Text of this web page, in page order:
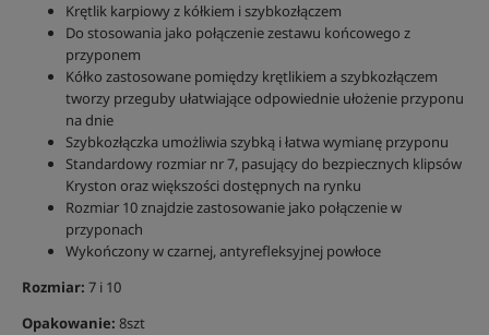
Krętlik karpiowy z kółkiem i szybkozłączem
Do stosowania jako połączenie zestawu końcowego z
przyponem
Kółko zastosowane pomiędzy krętlikiem a szybkozłączem
tworzy przeguby ułatwiające odpowiednie ułożenie przyponu
na dnie
Szybkozłączka umożliwia szybką i łatwa wymianę przyponu
Standardowy rozmiar nr 7, pasujący do bezpiecznych klipsów
Kryston oraz większości dostępnych na rynku
Rozmiar 10 znajdzie zastosowanie jako połączenie w
przyponach
Wykończony w czarnej, antyrefleksyjnej powłoce
Rozmiar: 7 i 10
Opakowanie: 8szt